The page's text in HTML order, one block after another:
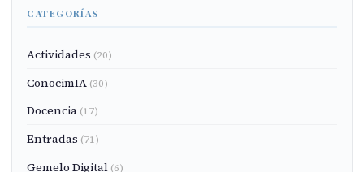
CATEGORÍAS
Actividades (20)
ConocimIA (30)
Docencia (17)
Entradas (71)
Gemelo Digital (6)